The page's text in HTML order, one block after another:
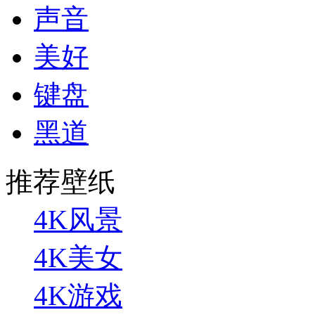
声音
美好
键盘
黑道
推荐壁纸
4K风景
4K美女
4K游戏